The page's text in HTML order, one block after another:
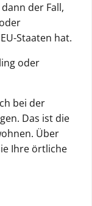
der Fall,
Staaten hat.
oder
bei der
Das ist die
Über
Ihre örtliche